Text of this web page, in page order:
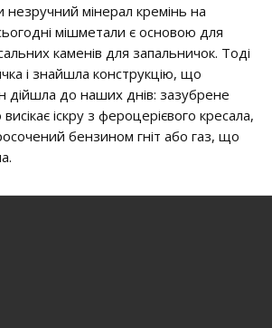
незручний мінерал кремінь на
мішметали є основою для
каменів для запальничок. Тоді
і знайшла конструкцію, що
дійшла до наших днів: зазубрене
іскру з фероцерієвого кресала,
бензином гніт або газ, що